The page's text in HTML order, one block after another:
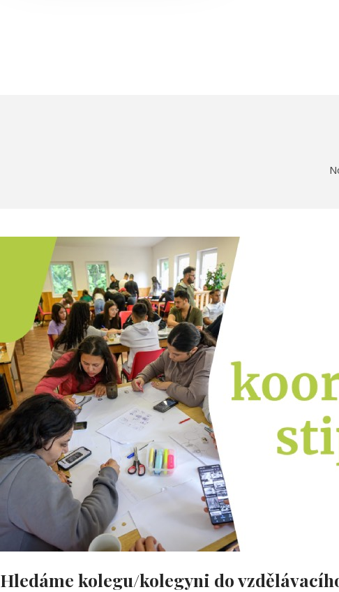
Hledáme kolegu/kolegyni do